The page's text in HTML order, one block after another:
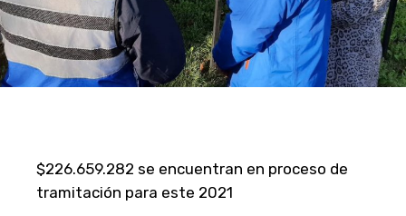
$226.659.282 se encuentran en proceso de
tramitación para este 2021